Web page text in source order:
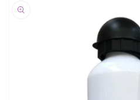
informazioni